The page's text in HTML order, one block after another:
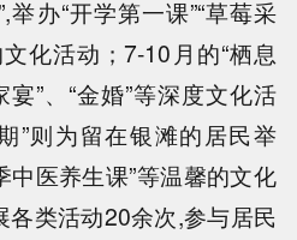
办“开学第一课”“草莓采
化活动；7-10月的“栖息
”、“金婚”等深度文化活
”则为留在银滩的居民举
中医养生课”等温馨的文化
类活动20余次,参与居民